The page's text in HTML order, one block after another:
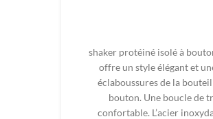
shaker protéiné isolé à
offre un style élégant et
éclaboussures de la
bouton. Une boucle de
confortable. L’acier